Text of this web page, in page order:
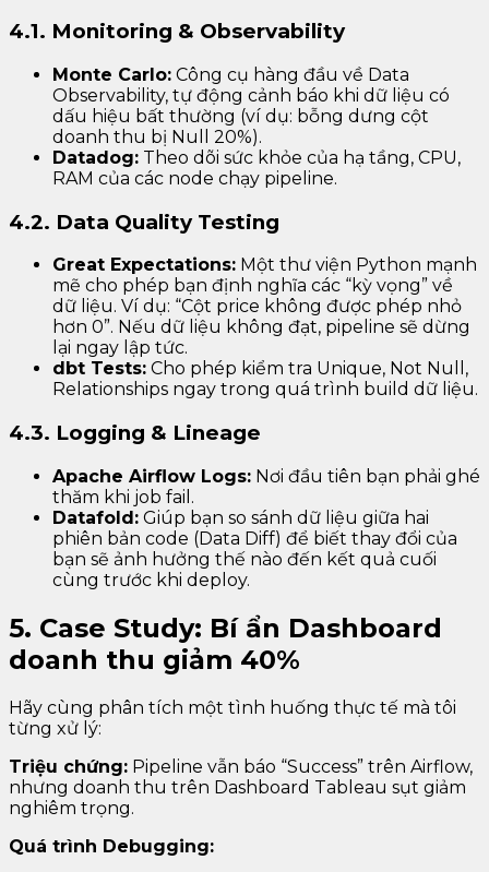
4.1. Monitoring & Observability
Monte Carlo: Công cụ hàng đầu về Data
Observability, tự động cảnh báo khi dữ liệu có
dấu hiệu bất thường (ví dụ: bỗng dưng cột
doanh thu bị Null 20%).
Datadog: Theo dõi sức khỏe của hạ tầng, CPU,
RAM của các node chạy pipeline.
4.2. Data Quality Testing
Great Expectations: Một thư viện Python mạnh
mẽ cho phép bạn định nghĩa các “kỳ vọng” về
dữ liệu. Ví dụ: “Cột price không được phép nhỏ
hơn 0”. Nếu dữ liệu không đạt, pipeline sẽ dừng
lại ngay lập tức.
dbt Tests: Cho phép kiểm tra Unique, Not Null,
Relationships ngay trong quá trình build dữ liệu.
4.3. Logging & Lineage
Apache Airflow Logs: Nơi đầu tiên bạn phải ghé
thăm khi job fail.
Datafold: Giúp bạn so sánh dữ liệu giữa hai
phiên bản code (Data Diff) để biết thay đổi của
bạn sẽ ảnh hưởng thế nào đến kết quả cuối
cùng trước khi deploy.
5. Case Study: Bí ẩn Dashboard
doanh thu giảm 40%
Hãy cùng phân tích một tình huống thực tế mà tôi
từng xử lý:
Triệu chứng: Pipeline vẫn báo “Success” trên Airflow,
nhưng doanh thu trên Dashboard Tableau sụt giảm
nghiêm trọng.
Quá trình Debugging: